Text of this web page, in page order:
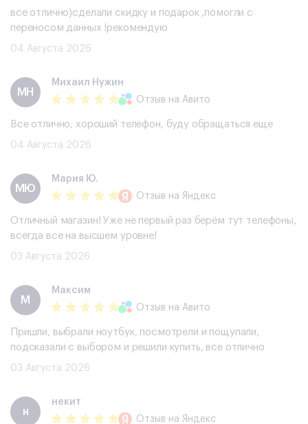
все отлично)сделали скидку и подарок ,помогли с
переносом данных !рекомендую
04 Августа 2026
МН
Михаил Нужин
Отзыв на Авито
Все отлично, хороший телефон, буду обращаться еще
04 Августа 2026
МЮ
Мария Ю.
Отзыв на Яндекс
Отличный магазин! Уже не первый раз берём тут телефоны,
всегда все на высшем уровне!
03 Августа 2026
М
Максим
Отзыв на Авито
Пришли, выбрали ноутбук, посмотрели и пощупали,
подсказали с выбором и решили купить, все отлично
03 Августа 2026
н
некит
Отзыв на Яндекс